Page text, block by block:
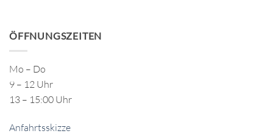
ÖFFNUNGSZEITEN
Mo – Do
9 – 12 Uhr
13 – 15:00 Uhr
Anfahrtsskizze